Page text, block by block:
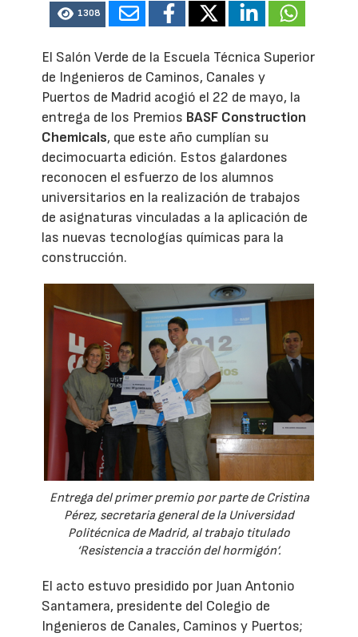
1308
El Salón Verde de la Escuela Técnica Superior
de Ingenieros de Caminos, Canales y
Puertos de Madrid acogió el 22 de mayo, la
entrega de los Premios BASF Construction
Chemicals, que este año cumplían su
decimocuarta edición. Estos galardones
reconocen el esfuerzo de los alumnos
universitarios en la realización de trabajos
de asignaturas vinculadas a la aplicación de
las nuevas tecnologías químicas para la
construcción.
Entrega del primer premio por parte de Cristina
Pérez, secretaria general de la Universidad
Politécnica de Madrid, al trabajo titulado
‘Resistencia a tracción del hormigón’.
El acto estuvo presidido por Juan Antonio
Santamera, presidente del Colegio de
Ingenieros de Canales, Caminos y Puertos;